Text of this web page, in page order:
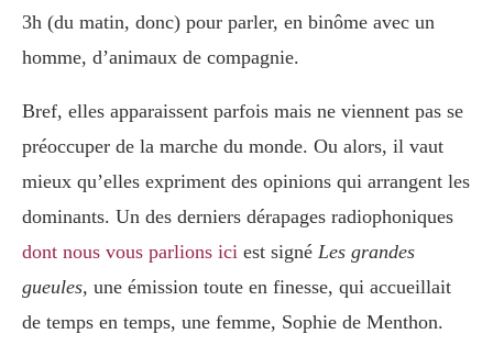
3h (du matin, donc) pour parler, en binôme avec un
homme, d’animaux de compagnie.
Bref, elles apparaissent parfois mais ne viennent pas se
préoccuper de la marche du monde. Ou alors, il vaut
mieux qu’elles expriment des opinions qui arrangent les
dominants. Un des derniers dérapages radiophoniques
dont nous vous parlions ici est signé Les grandes
gueules, une émission toute en finesse, qui accueillait
de temps en temps, une femme, Sophie de Menthon.